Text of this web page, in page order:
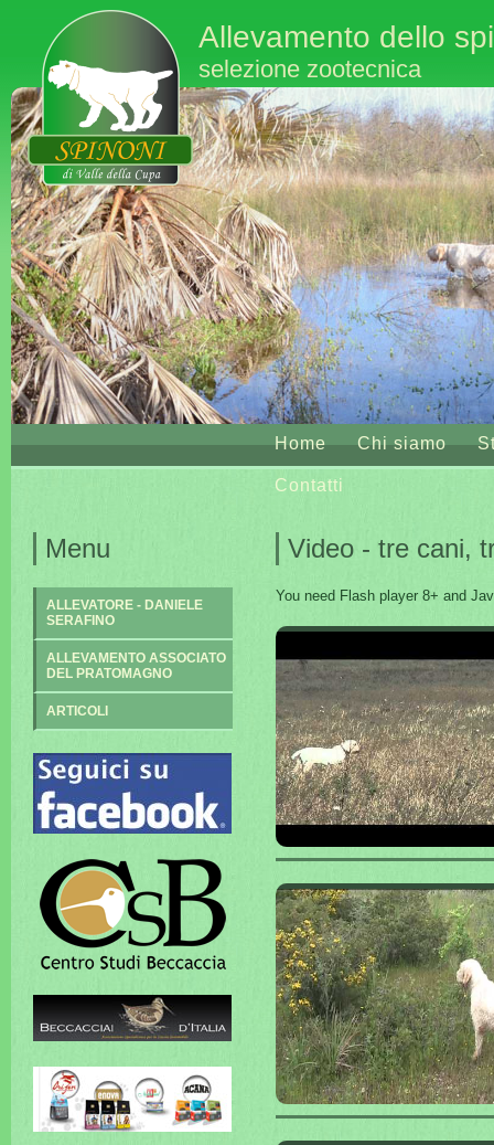
Allevamento dello
selezione zootecnica
Home Chi siamo
Contatti
Menu
ALLEVATORE - DANIELE
SERAFINO
ALLEVAMENTO ASSOCIATO
DEL PRATOMAGNO
ARTICOLI
Video - tre cani,
You need Flash player 8+ and